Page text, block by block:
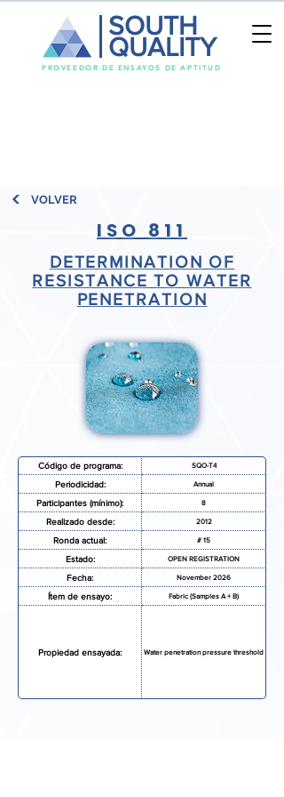
PROVEEDOR DE ENSAYOS DE APTITUD
SOUTH
QUALITY
VOLVER
ISO 811
DETERMINATION OF
RESISTANCE TO WATER
PENETRATION
Código de programa: SQO-T4
Periodicidad: Annual
Participantes (mínimo): 8
Realizado desde: 2012
Ronda actual: # 15
Estado: OPEN REGISTRATION
Fecha: November 2026
Ítem de ensayo: Fabric (Samples A + B)
Propiedad ensayada: Water penetration pressure threshold